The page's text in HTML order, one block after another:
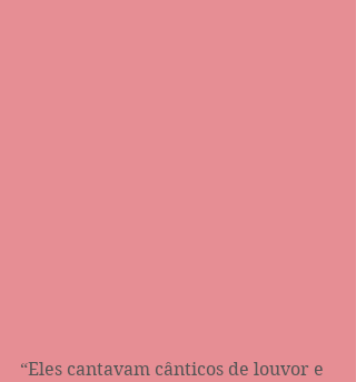
“Eles cantavam cânticos de louvor e